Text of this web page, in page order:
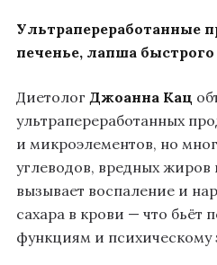
Ультрапереработанные
печенье, лапша
Диетолог Джоанна Кац
ультрапереработанных
и микроэлементов, но
углеводов, вредных жиров
вызывает воспаление и
сахара в крови — что бьёт
функциям и психическому